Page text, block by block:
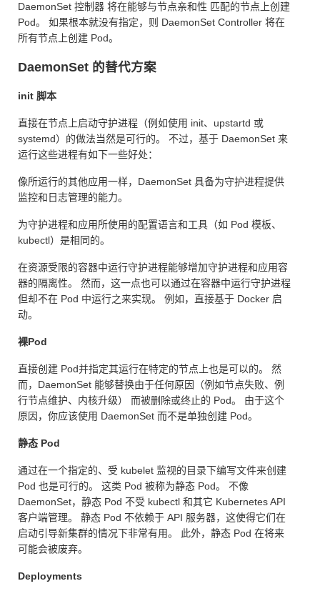
DaemonSet 控制器 将在能够与节点亲和性 匹配的节点上创建
Pod。 如果根本就没有指定，则 DaemonSet Controller 将在
所有节点上创建 Pod。
DaemonSet 的替代方案
init 脚本
直接在节点上启动守护进程（例如使用 init、upstartd 或
systemd）的做法当然是可行的。 不过，基于 DaemonSet 来
运行这些进程有如下一些好处：
像所运行的其他应用一样，DaemonSet 具备为守护进程提供
监控和日志管理的能力。
为守护进程和应用所使用的配置语言和工具（如 Pod 模板、
kubectl）是相同的。
在资源受限的容器中运行守护进程能够增加守护进程和应用容
器的隔离性。 然而，这一点也可以通过在容器中运行守护进程
但却不在 Pod 中运行之来实现。 例如，直接基于 Docker 启
动。
裸Pod
直接创建 Pod并指定其运行在特定的节点上也是可以的。 然
而，DaemonSet 能够替换由于任何原因（例如节点失败、例
行节点维护、内核升级） 而被删除或终止的 Pod。 由于这个
原因，你应该使用 DaemonSet 而不是单独创建 Pod。
静态 Pod
通过在一个指定的、受 kubelet 监视的目录下编写文件来创建
Pod 也是可行的。 这类 Pod 被称为静态 Pod。 不像
DaemonSet，静态 Pod 不受 kubectl 和其它 Kubernetes API
客户端管理。 静态 Pod 不依赖于 API 服务器，这使得它们在
启动引导新集群的情况下非常有用。 此外，静态 Pod 在将来
可能会被废弃。
Deployments